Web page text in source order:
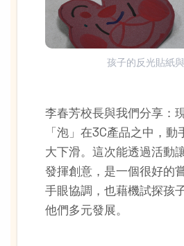
孩子的反光貼紙
李春芳校長與我們分享：
「泡」在3C產品之中，動
大下滑。這次能透過活動
發揮創意，是一個很好的
手眼協調，也藉機試探孩
他們多元發展。